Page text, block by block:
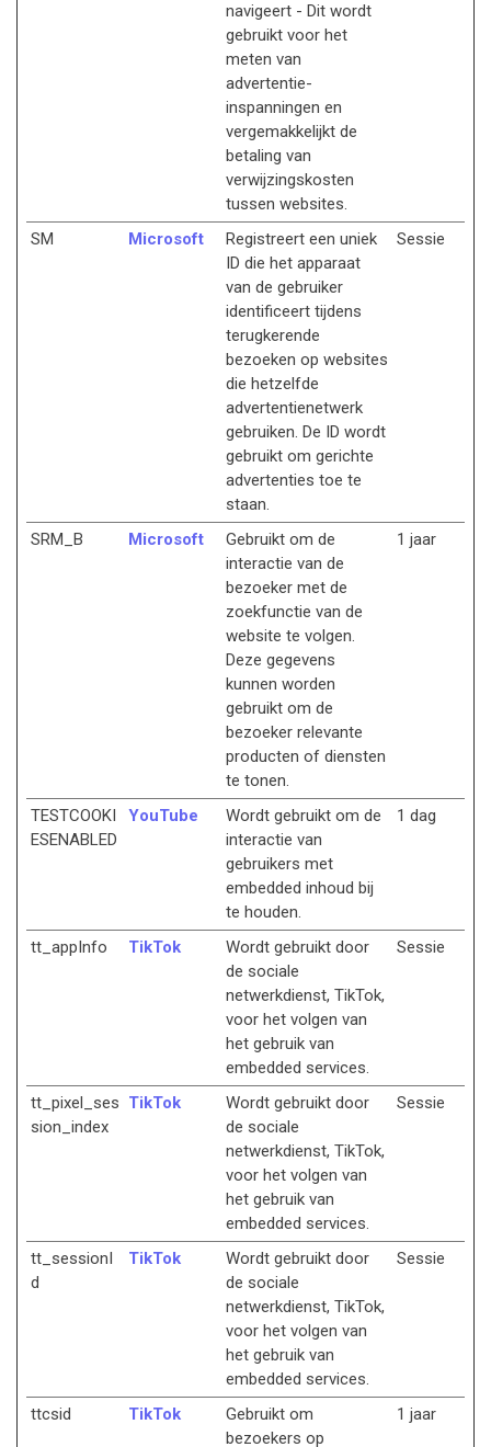
navigeert - Dit wordt
gebruikt voor het
meten van
advertentie-
inspanningen en
vergemakkelijkt de
betaling van
verwijzingskosten
tussen websites.
SM Microsoft
Registreert een uniek
ID die het apparaat
van de gebruiker
identificeert tijdens
terugkerende
bezoeken op websites
die hetzelfde
advertentienetwerk
gebruiken. De ID wordt
gebruikt om gerichte
advertenties toe te
staan.
Sessie
SRM_B Microsoft
Gebruikt om de
interactie van de
bezoeker met de
zoekfunctie van de
website te volgen.
Deze gegevens
kunnen worden
gebruikt om de
bezoeker relevante
producten of diensten
te tonen.
1 jaar
TESTCOOKI
ESENABLED
YouTube
Wordt gebruikt om de
interactie van
gebruikers met
embedded inhoud bij
te houden.
1 dag
tt_appInfo TikTok
Wordt gebruikt door
de sociale
netwerkdienst, TikTok,
voor het volgen van
het gebruik van
embedded services.
Sessie
tt_pixel_ses
sion_index
TikTok
Wordt gebruikt door
de sociale
netwerkdienst, TikTok,
voor het volgen van
het gebruik van
embedded services.
Sessie
tt_sessionI
d
TikTok
Wordt gebruikt door
de sociale
netwerkdienst, TikTok,
voor het volgen van
het gebruik van
embedded services.
Sessie
ttcsid TikTok
Gebruikt om
bezoekers op
1 jaar